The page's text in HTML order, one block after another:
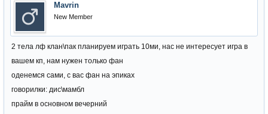
Mavrin
New Member
2 тела лф клан\пак планируем играть 10ми, нас не интересует игра в
вашем кп, нам нужен только фан
оденемся сами, с вас фан на эпиках
говорилки: дис\мамбл
прайм в основном вечерний